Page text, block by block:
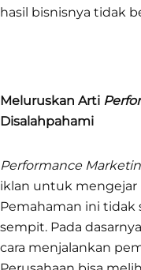
hasil bisnisnya tidak
Meluruskan Arti
Disalahpahami
Performance
iklan untuk mengejar
Pemahaman ini tidak
sempit. Pada
cara menjalankan